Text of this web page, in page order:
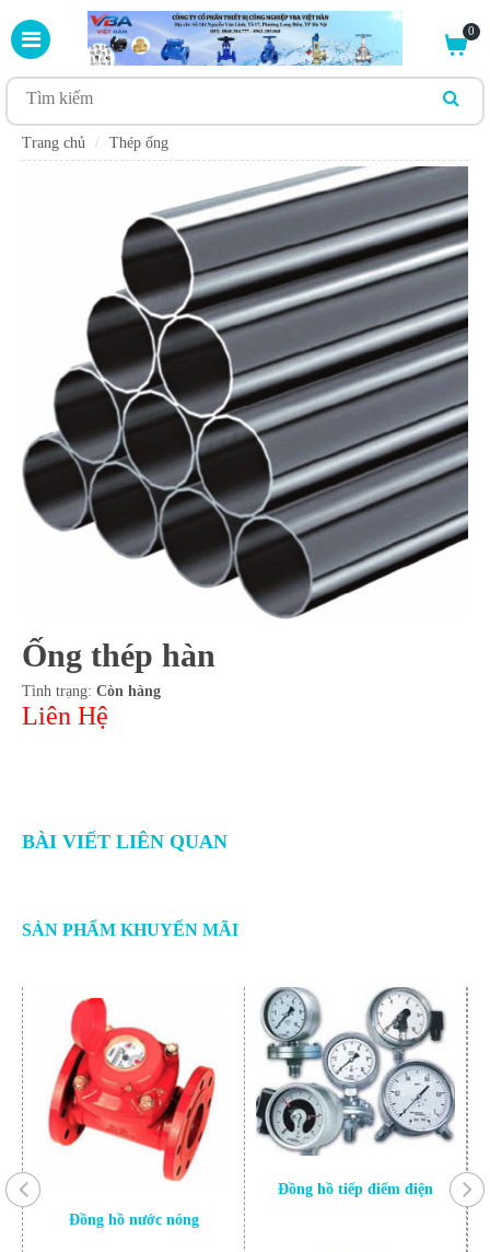
0
Trang chủ Thép ống
Ống thép hàn
Tình trạng: Còn hàng
Liên Hệ
BÀI VIẾT LIÊN QUAN
SẢN PHẨM KHUYẾN MÃI
Đồng hồ nước nóng
Đồng hồ tiếp điểm điện